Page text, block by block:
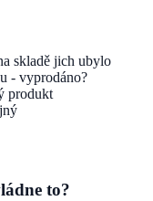
skladě jich ubylo
- vyprodáno?
produkt
to?